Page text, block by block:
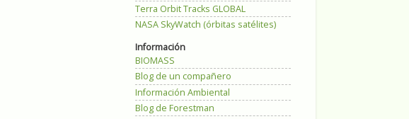
Terra Orbit Tracks GLOBAL
NASA SkyWatch (órbitas satélites)
Información
BIOMASS
Blog de un compañero
Información Ambiental
Blog de Forestman